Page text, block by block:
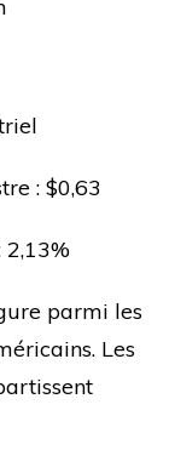
: $0,63
2,13%
parmi les
Les